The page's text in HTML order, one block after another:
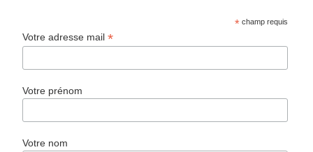
* champ requis
Votre adresse mail*
Votre prénom
Votre nom